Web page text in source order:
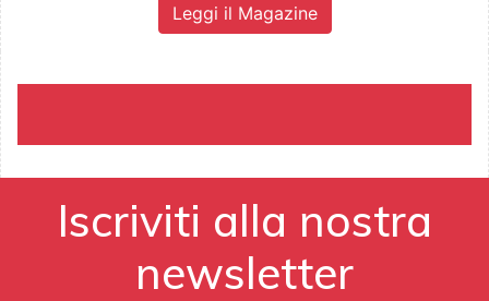
Leggi il Magazine
Iscriviti alla nostra
newsletter